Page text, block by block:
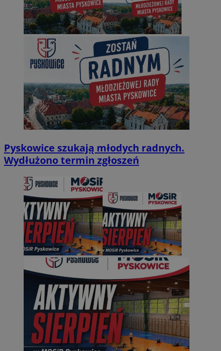
Pyskowice szukają młodych radnych.
Wydłużono termin zgłoszeń